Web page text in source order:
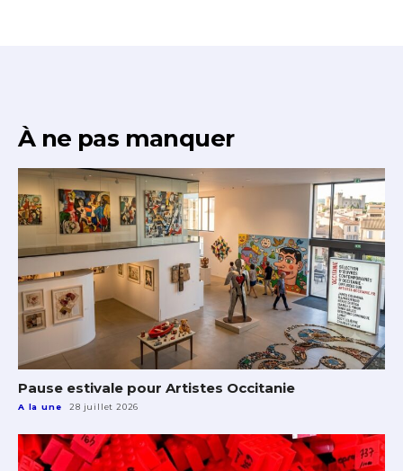
À ne pas manquer
Pause estivale pour Artistes Occitanie
A la une 28 juillet 2026